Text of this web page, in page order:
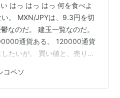
はっ はっ はっ 何を食べよ
。 MXN/JPYは、9.3円を切
なのだ。 建玉一覧なのだ。
通貨ある。 120000通貨
たいが。 買い値と、売り値
やしたいが、そこまで下が
ろう？今日の日はさような
コペソ